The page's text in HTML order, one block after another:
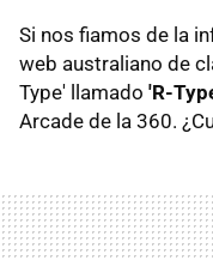
Si nos fiamos de la
web australiano de
Type' llamado 'R-
Arcade de la 360.